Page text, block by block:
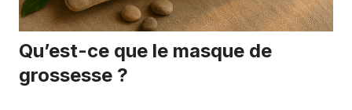
Qu’est-ce que le masque de
grossesse ?